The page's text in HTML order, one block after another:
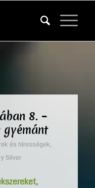
8. –
és hírességek,
Silver